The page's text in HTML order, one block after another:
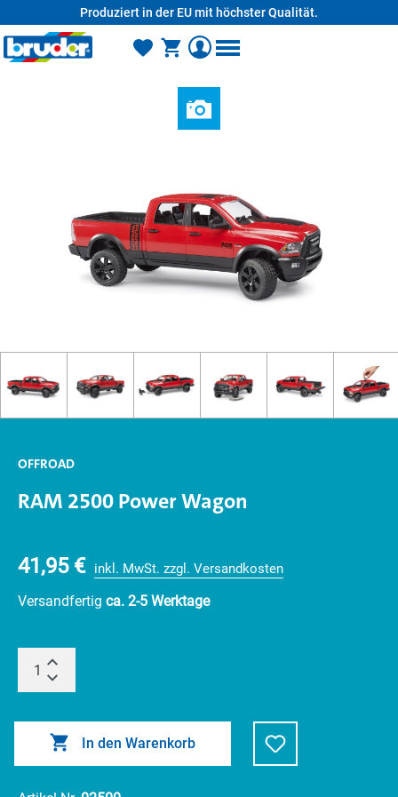
Produziert in der EU mit höchster Qualität.
OFFROAD
RAM 2500 Power Wagon
41,95 € inkl. MwSt. zzgl. Versandkosten
Versandfertig ca. 2-5 Werktage
In den Warenkorb